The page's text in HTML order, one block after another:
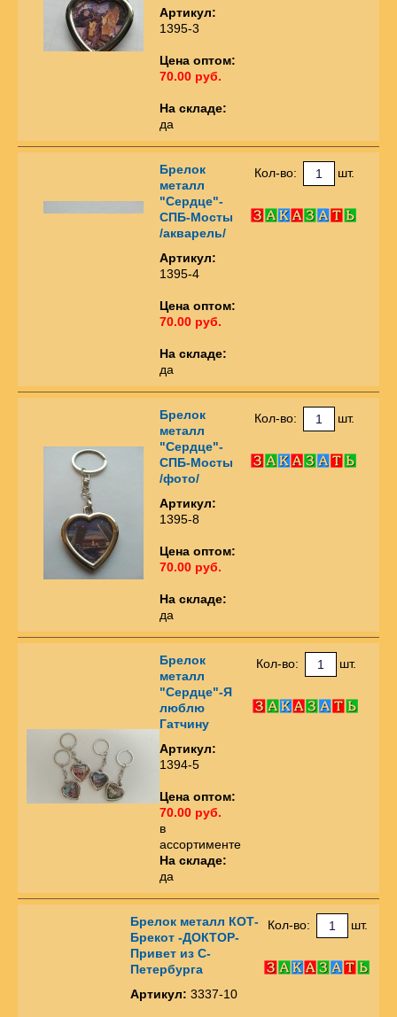
Артикул:
1395-3
Цена оптом:
70.00 руб.
На складе:
да
Брелок
металл
"Сердце"-
СПБ-Мосты
/акварель/
Артикул:
1395-4
Цена оптом:
70.00 руб.
На складе:
да
Кол-во: шт.
Брелок
металл
"Сердце"-
СПБ-Мосты
/фото/
Артикул:
1395-8
Цена оптом:
70.00 руб.
На складе:
да
Кол-во: шт.
Брелок
металл
"Сердце"-Я
люблю
Гатчину
Артикул:
1394-5
Цена оптом:
70.00 руб.
в
ассортименте
На складе:
да
Кол-во: шт.
Брелок металл КОТ-
Брекот -ДОКТОР-
Привет из С-
Петербурга
Артикул: 3337-10
Кол-во: шт.